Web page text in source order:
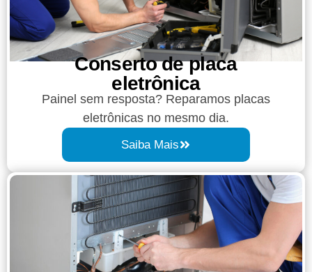
Conserto de placa
eletrônica
Painel sem resposta? Reparamos placas
eletrônicas no mesmo dia.
Saiba Mais